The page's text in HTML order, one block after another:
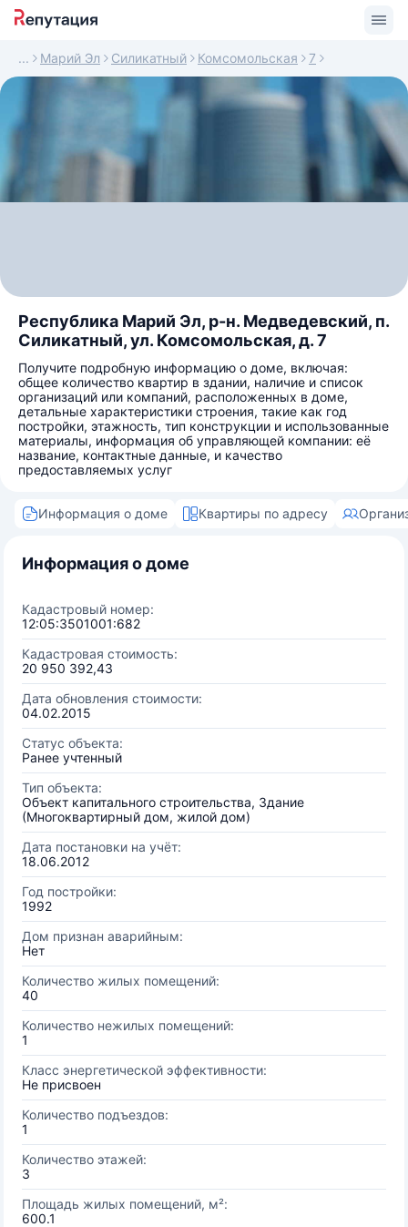
Марий Эл Силикатный Комсомольская 7
Республика Марий Эл, р-н. Медведевский, п.
Силикатный, ул. Комсомольская, д. 7
Получите подробную информацию о доме, включая:
общее количество квартир в здании, наличие и список
организаций или компаний, расположенных в доме,
детальные характеристики строения, такие как год
постройки, этажность, тип конструкции и использованные
материалы, информация об управляющей компании: её
название, контактные данные, и качество
предоставляемых услуг
Информация о доме Квартиры по адресу
Информация о доме
Кадастровый номер:
12:05:3501001:682
Кадастровая стоимость:
20 950 392,43
Дата обновления стоимости:
04.02.2015
Статус объекта:
Ранее учтенный
Тип объекта:
Объект капитального строительства, Здание
(Многоквартирный дом, жилой дом)
Дата постановки на учёт:
18.06.2012
Год постройки:
1992
Дом признан аварийным:
Нет
Количество жилых помещений:
40
Количество нежилых помещений:
1
Класс энергетической эффективности:
Не присвоен
Количество подъездов:
1
Количество этажей:
3
Площадь жилых помещений, м²:
600.1